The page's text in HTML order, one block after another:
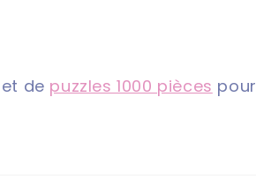
et de puzzles 1000 pièces pour